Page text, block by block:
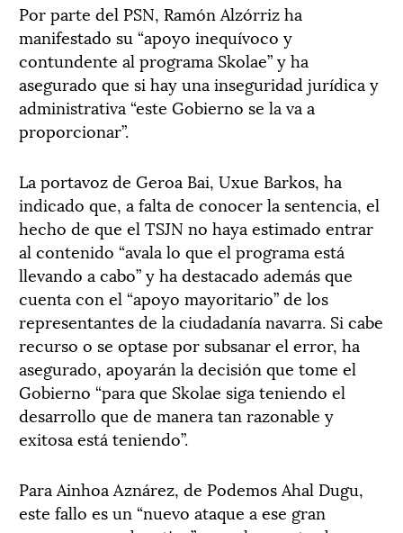
Por parte del PSN, Ramón Alzórriz ha
manifestado su “apoyo inequívoco y
contundente al programa Skolae” y ha
asegurado que si hay una inseguridad jurídica y
administrativa “este Gobierno se la va a
proporcionar”.
La portavoz de Geroa Bai, Uxue Barkos, ha
indicado que, a falta de conocer la sentencia, el
hecho de que el TSJN no haya estimado entrar
al contenido “avala lo que el programa está
llevando a cabo” y ha destacado además que
cuenta con el “apoyo mayoritario” de los
representantes de la ciudadanía navarra. Si cabe
recurso o se optase por subsanar el error, ha
asegurado, apoyarán la decisión que tome el
Gobierno “para que Skolae siga teniendo el
desarrollo que de manera tan razonable y
exitosa está teniendo”.
Para Ainhoa Aznárez, de Podemos Ahal Dugu,
este fallo es un “nuevo ataque a ese gran